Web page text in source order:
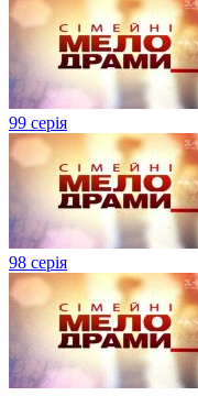
99 серія
98 серія